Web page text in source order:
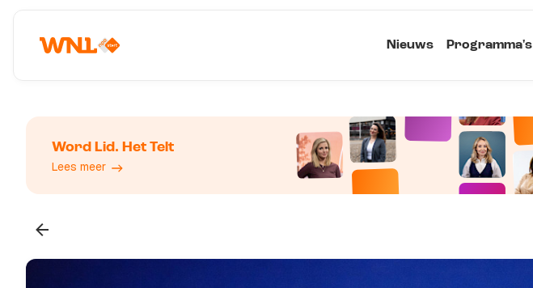
Nieuws Programma's
Word Lid. Het Telt
Lees meer